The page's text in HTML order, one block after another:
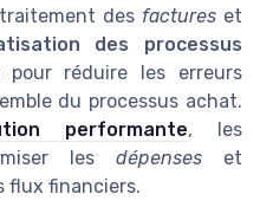
des factureset
des processus
pour réduire les erreurs
du processus achat.
performante, les
les dépenses et
flux financiers.